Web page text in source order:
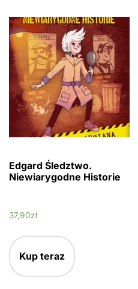
Edgard Śledztwo.
Niewiarygodne Historie
37,90zł
Kup teraz